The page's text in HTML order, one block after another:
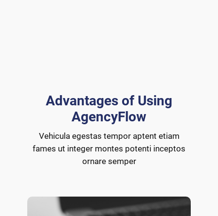
Advantages of Using
AgencyFlow
Vehicula egestas tempor aptent etiam
fames ut integer montes potenti inceptos
ornare semper